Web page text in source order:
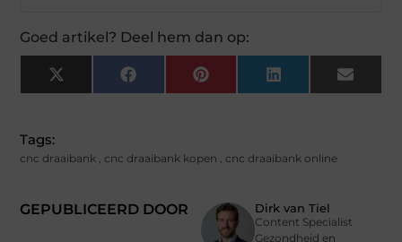
Goed artikel? Deel hem dan op:
X
(Twitter)
Facebook Pinterest LinkedIn Email
GEPUBLICEERD DOOR Dirk van Tiel
Content Specialist
Gezondheid en
Tags:
cnc draaibank , cnc draaibank kopen , cnc draaibank online